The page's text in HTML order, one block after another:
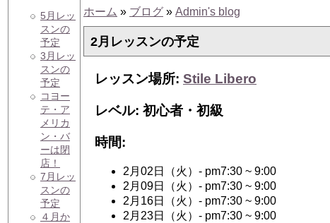
5月レッ
スンの
予定
3月レッ
スンの
予定
コヨー
テ・ア
メリカ
ン・バ
ーは閉
店！
7月レッ
スンの
予定
４月か
ホーム » ブログ » Admin's blog
2月レッスンの予定
レッスン場所: Stile Libero
レベル: 初心者・初級
時間:
2月02日（火）- pm7:30 ~ 9:00
2月09日（火）- pm7:30 ~ 9:00
2月16日（火）- pm7:30 ~ 9:00
2月23日（火）- pm7:30 ~ 9:00